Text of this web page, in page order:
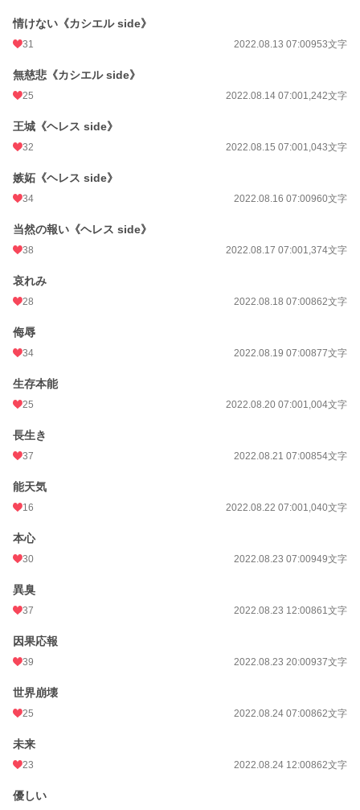
情けない《カシエル side》
31 2022.08.13 07:00953文字
無慈悲《カシエル side》
25 2022.08.14 07:001,242文字
王城《ヘレス side》
32 2022.08.15 07:001,043文字
嫉妬《ヘレス side》
34 2022.08.16 07:00960文字
当然の報い《ヘレス side》
38 2022.08.17 07:001,374文字
哀れみ
28 2022.08.18 07:00862文字
侮辱
34 2022.08.19 07:00877文字
生存本能
25 2022.08.20 07:001,004文字
長生き
37 2022.08.21 07:00854文字
能天気
16 2022.08.22 07:001,040文字
本心
30 2022.08.23 07:00949文字
異臭
37 2022.08.23 12:00861文字
因果応報
39 2022.08.23 20:00937文字
世界崩壊
25 2022.08.24 07:00862文字
未来
23 2022.08.24 12:00862文字
優しい